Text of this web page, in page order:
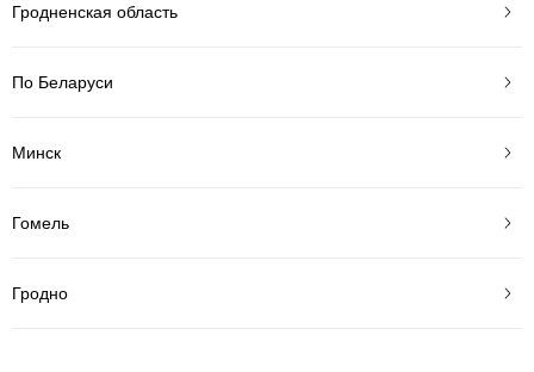
Гродненская область
По Беларуси
Минск
Гомель
Гродно